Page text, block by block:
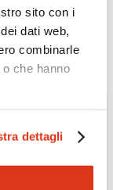
sito con i
dati web,
combinarle
che hanno
dettagli